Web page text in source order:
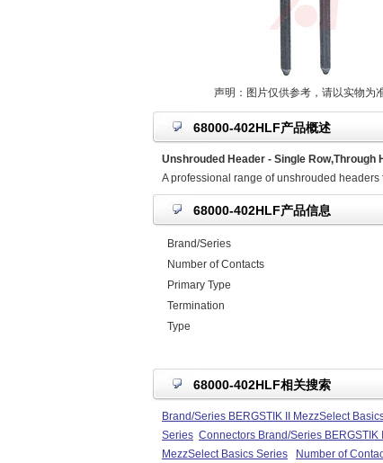
声明：图片仅供参考，请以实物为
68000-402HLF产品概述
Unshrouded Header - Single Row,Through
A professional range of unshrouded
68000-402HLF产品信息
Brand/Series
Number of Contacts
Primary Type
Termination
Type
68000-402HLF相关搜索
Brand/Series BERGSTIK II MezzSelect
Series Connectors Brand/Series
MezzSelect Basics Series
Number of